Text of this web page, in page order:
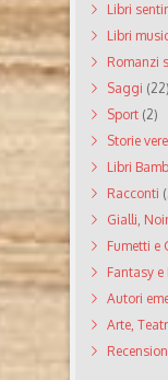
Libri
Libri
Romanzi
Saggi (22)
Sport (2)
Storie vere
Libri
Racconti
Gialli,
Fumetti e
Fantasy
Autori
Arte,